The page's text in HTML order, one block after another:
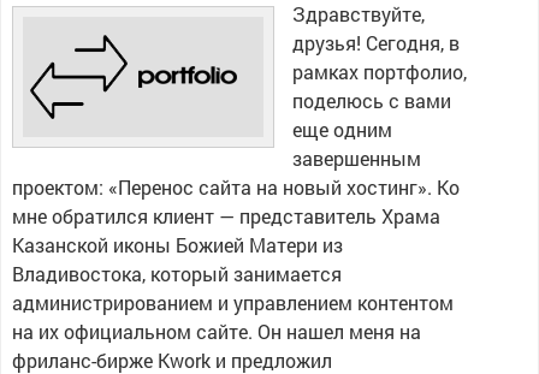
Здравствуйте,
друзья! Сегодня, в
рамках портфолио,
поделюсь с вами
еще одним
завершенным
проектом: «Перенос сайта на новый хостинг». Ко
мне обратился клиент — представитель Храма
Казанской иконы Божией Матери из
Владивостока, который занимается
администрированием и управлением контентом
на их официальном сайте. Он нашел меня на
фриланс-бирже Kwork и предложил